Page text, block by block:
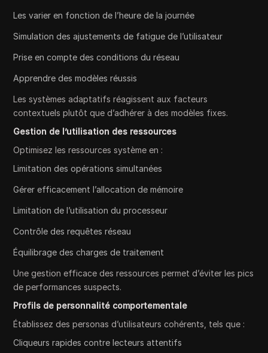
Les varier en fonction de l’heure de la journée
Simulation des ajustements de fatigue de l’utilisateur
Prise en compte des conditions du réseau
Apprendre des modèles réussis
Les systèmes adaptatifs réagissent aux facteurs
contextuels plutôt que d’adhérer à des modèles fixes.
Gestion de l’utilisation des ressources
Optimisez les ressources système en :
Limitation des opérations simultanées
Gérer efficacement l’allocation de mémoire
Limitation de l’utilisation du processeur
Contrôle des requêtes réseau
Équilibrage des charges de traitement
Une gestion efficace des ressources permet d’éviter les pics
de performances suspects.
Profils de personnalité comportementale
Établissez des personas d’utilisateurs cohérents, tels que :
Cliqueurs rapides contre lecteurs attentifs